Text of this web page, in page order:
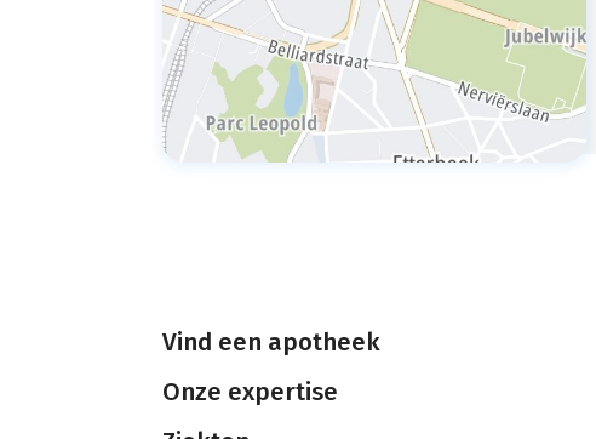
Vind een apotheek
Onze expertise